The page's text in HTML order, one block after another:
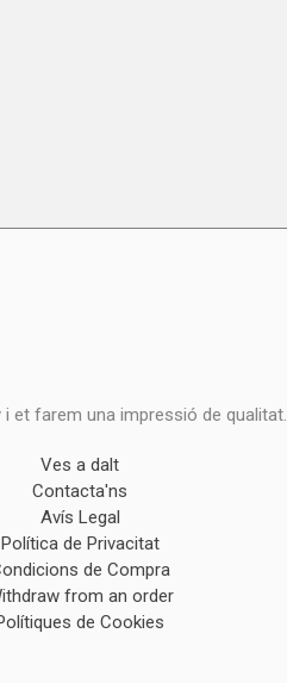
et farem una impressió de qualitat.
Ves a dalt
Contacta'ns
Avís Legal
Política de Privacitat
de Compra
from an order
de Cookies